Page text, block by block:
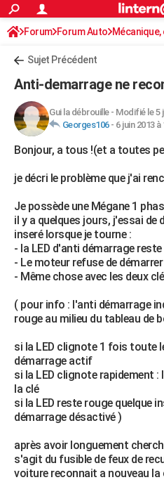
ACTUALITÉS
Politique
Société
Faits Divers
Education
Monde
Villes
+
FINANCE
Retraite
Impôts
Epargne
Immobilier
Risques naturels par ville
Banque
Assurance
Crédit
AUTO
Essais
Réserver un essai
Citadines
Berlines
SUV
Forum auto
+HIGH-TECH
Mobiles
Meilleur smartphone
Internet
Ordinateurs
Jeux vidéo
Guide high-tech
+
Forum
Aménagement intérieur
Extérieur
Cuisine
Salle de bains
Jardinage
Rangement
WEEK-END
Guides de France
Escapades
Patrimoine
Expositions
Musées
Week-end nature
LIFESTYLE
Art de vivre
Bien-être
Loisirs
Mode
Modes de vie
SANTE
Alimentation
Guide de la santé
Maladies
Médicaments
Sommeil
VOYAGE
GUIDES D'ACHAT
BONS PLANS
CARTE DE VOEUX
Carte de Noël
Carte Bonne année
Carte Saint-Valentin
Carte Pâques
Carte d'anniversaire
DICTIONNAIRE
Dictionnaire
Biographies
Citations
Expressions
Proverbes
PROGRAMME TV
Forum Forum Auto
Sujet Précédent
Anti-demarrage ne
Gui la débrouille- Modifié le 5
Georges106- 6 juin 2013 à
Bonjour, a tous !(et a toutes
je décri le problème que j'ai
Je possède une Mégane 1
il y a quelques jours, j'essai de
inseré lorsque je tourne :
- la LED d'anti démarrage
- Le moteur refuse de démarrer
- Même chose avec les deux
( pour info : l'anti démarrage
rouge au milieu du tableau de
si la LED clignote 1 fois toute
démarrage actif
si la LED clignote rapidement
la clé
si la LED reste rouge quelque
démarrage désactivé )
après avoir longuement
s'agit du fusible de feux de
voiture reconnait a nouveau la